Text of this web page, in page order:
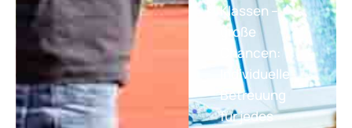
Klassen –
große
Chancen:
Individuelle
Betreuung
für jedes